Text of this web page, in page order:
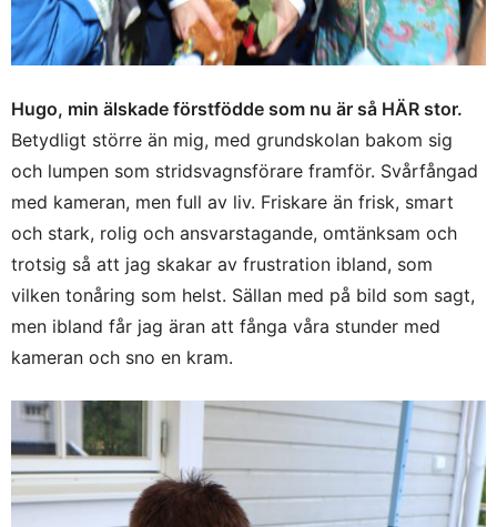
Hugo, min älskade förstfödde som nu är så HÄR stor.
Betydligt större än mig, med grundskolan bakom sig
och lumpen som stridsvagnsförare framför. Svårfångad
med kameran, men full av liv. Friskare än frisk, smart
och stark, rolig och ansvarstagande, omtänksam och
trotsig så att jag skakar av frustration ibland, som
vilken tonåring som helst. Sällan med på bild som sagt,
men ibland får jag äran att fånga våra stunder med
kameran och sno en kram.